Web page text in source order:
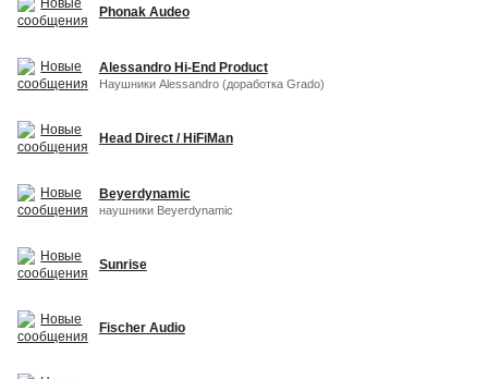
Phonak Audeo
Alessandro Hi-End Product
Наушники Alessandro (доработка Grado)
Head Direct / HiFiMan
Beyerdynamic
наушники Beyerdynamic
Sunrise
Fischer Audio